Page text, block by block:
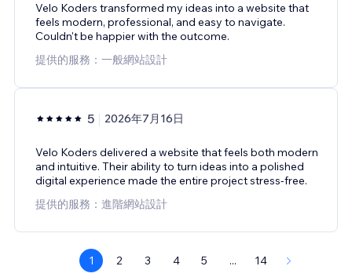
Velo Koders transformed my ideas into a website that
feels modern, professional, and easy to navigate.
Couldn't be happier with the outcome.
提供的服務：一般網站設計
5 2026年7月16日
Velo Koders delivered a website that feels both modern
and intuitive. Their ability to turn ideas into a polished
digital experience made the entire project stress-free.
提供的服務：進階網站設計
1 2 3 4 5 ... 14